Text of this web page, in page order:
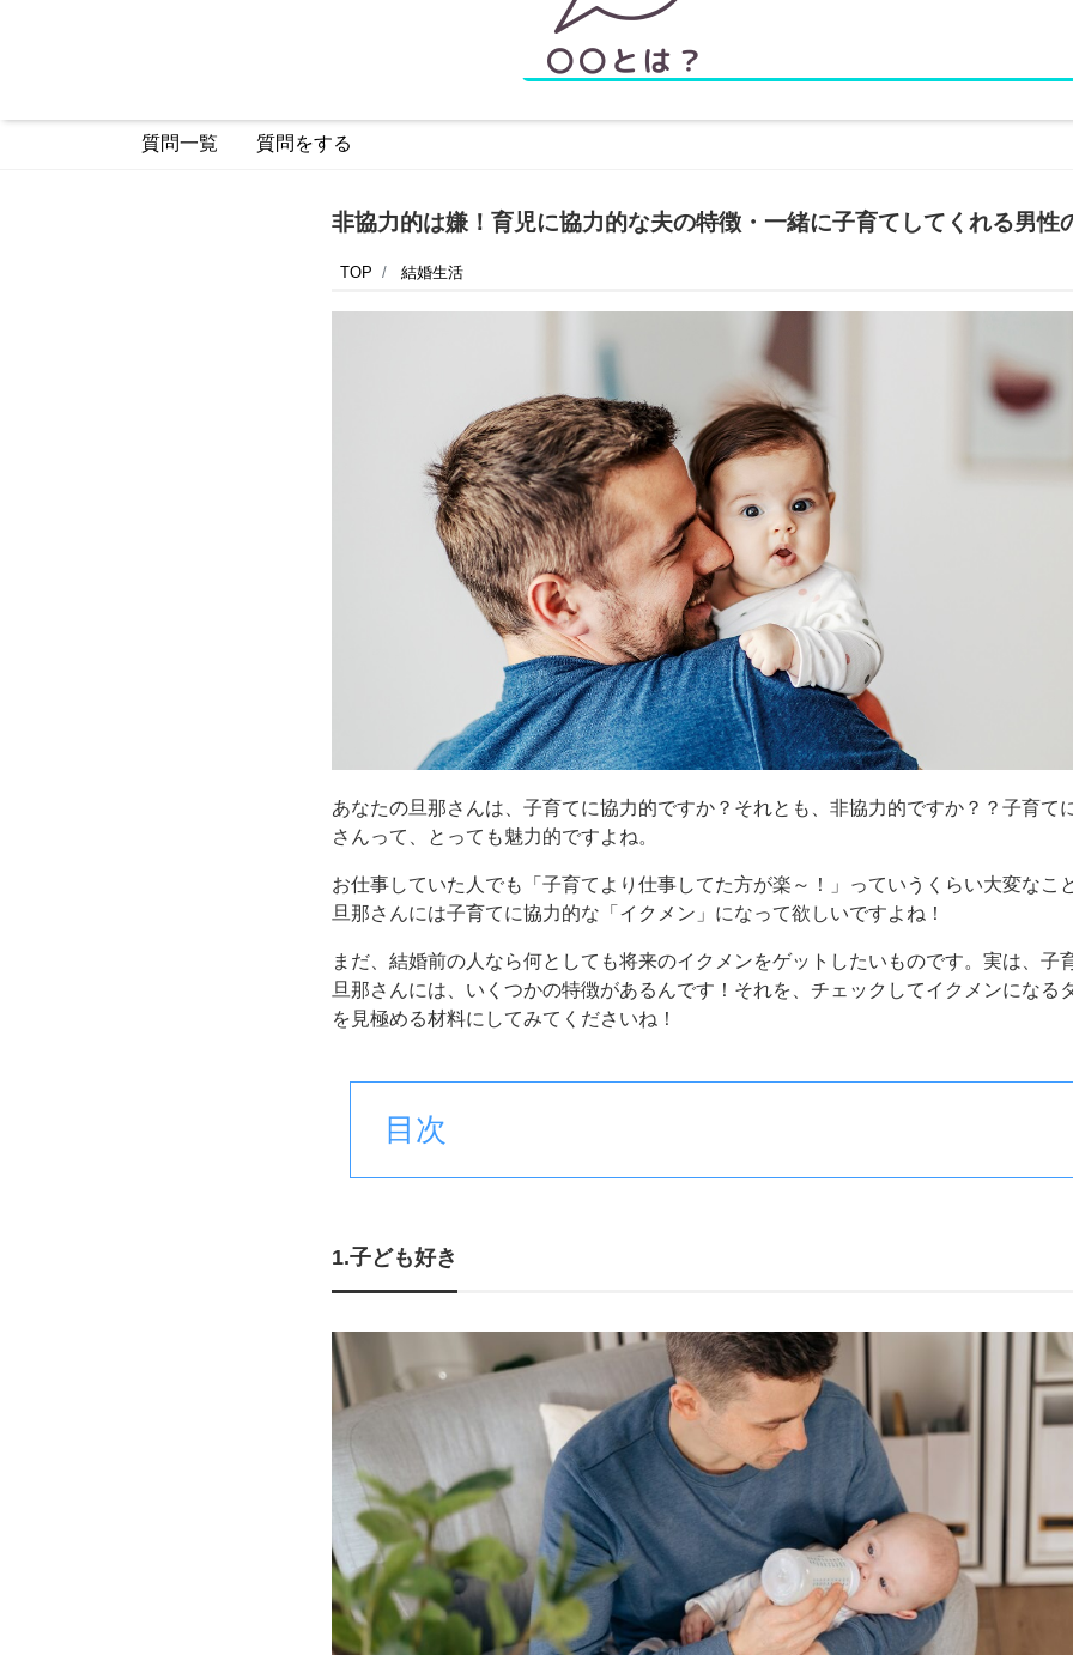
質問一覧 質問をする
非協力的は嫌！育児に協力的な夫の特徴・一緒に子育てしてくれる男性
TOP 結婚生活
あなたの旦那さんは、子育てに協力的ですか？それとも、非協力的ですか？？子育て
さんって、とっても魅力的ですよね。
お仕事していた人でも「子育てより仕事してた方が楽～！」っていうくらい大変なこ
旦那さんには子育てに協力的な「イクメン」になって欲しいですよね！
まだ、結婚前の人なら何としても将来のイクメンをゲットしたいものです。実は、子
旦那さんには、いくつかの特徴があるんです！それを、チェックしてイクメンになる
を見極める材料にしてみてくださいね！
目次
1.子ども好き